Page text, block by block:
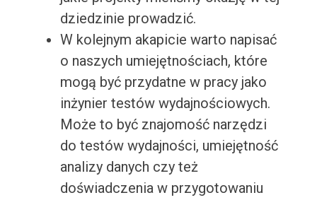
dziedzinie prowadzić.
W kolejnym akapicie warto napisać
o naszych umiejętnościach, które
mogą być przydatne w pracy jako
inżynier testów wydajnościowych.
Może to być znajomość narzędzi
do testów wydajności, umiejętność
analizy danych czy też
doświadczenia w przygotowaniu